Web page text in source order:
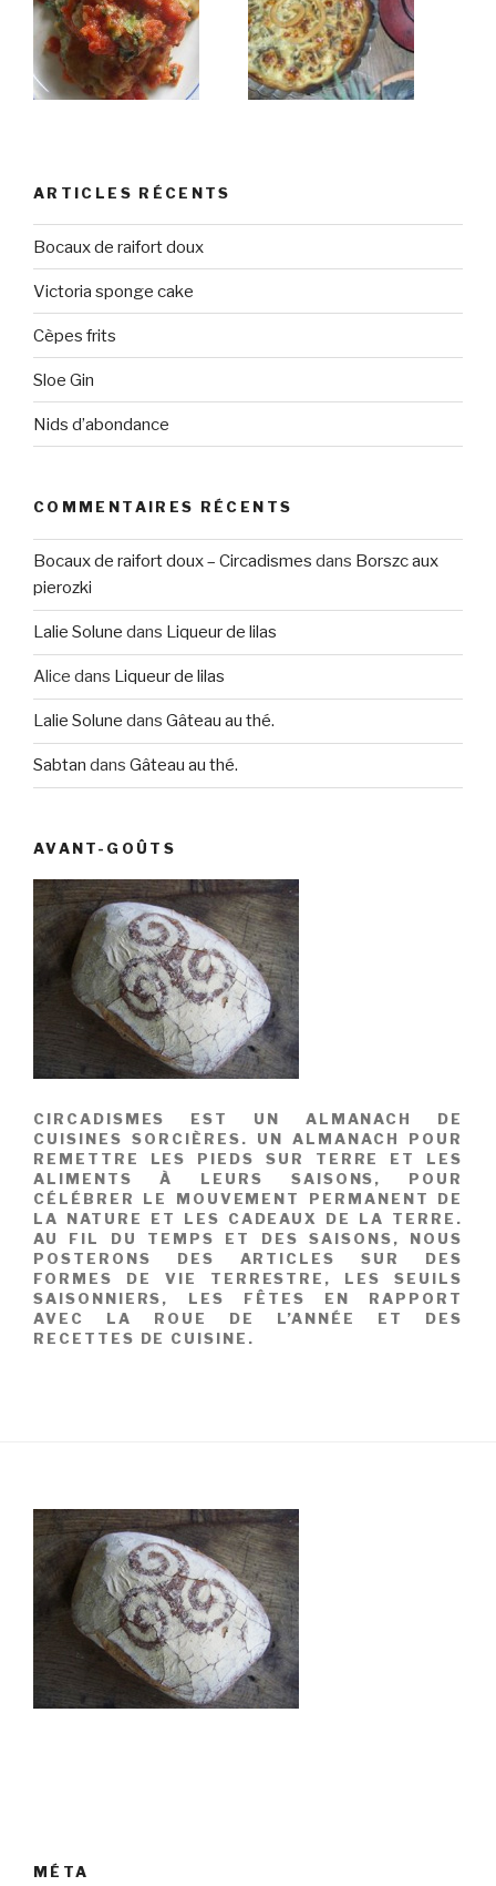
ARTICLES RÉCENTS
Bocaux de raifort doux
Victoria sponge cake
Cèpes frits
Sloe Gin
Nids d’abondance
COMMENTAIRES RÉCENTS
Bocaux de raifort doux – Circadismes dans Borszc aux
pierozki
Lalie Solune dans Liqueur de lilas
Alice dans Liqueur de lilas
Lalie Solune dans Gâteau au thé.
Sabtan dans Gâteau au thé.
AVANT-GOÛTS
CIRCADISMES EST UN ALMANACH DE
CUISINES SORCIÈRES. UN ALMANACH POUR
REMETTRE LES PIEDS SUR TERRE ET LES
ALIMENTS À LEURS SAISONS, POUR
CÉLÉBRER LE MOUVEMENT PERMANENT DE
LA NATURE ET LES CADEAUX DE LA TERRE.
AU FIL DU TEMPS ET DES SAISONS, NOUS
POSTERONS DES ARTICLES SUR DES
FORMES DE VIE TERRESTRE, LES SEUILS
SAISONNIERS, LES FÊTES EN RAPPORT
AVEC LA ROUE DE L’ANNÉE ET DES
RECETTES DE CUISINE.
MÉTA